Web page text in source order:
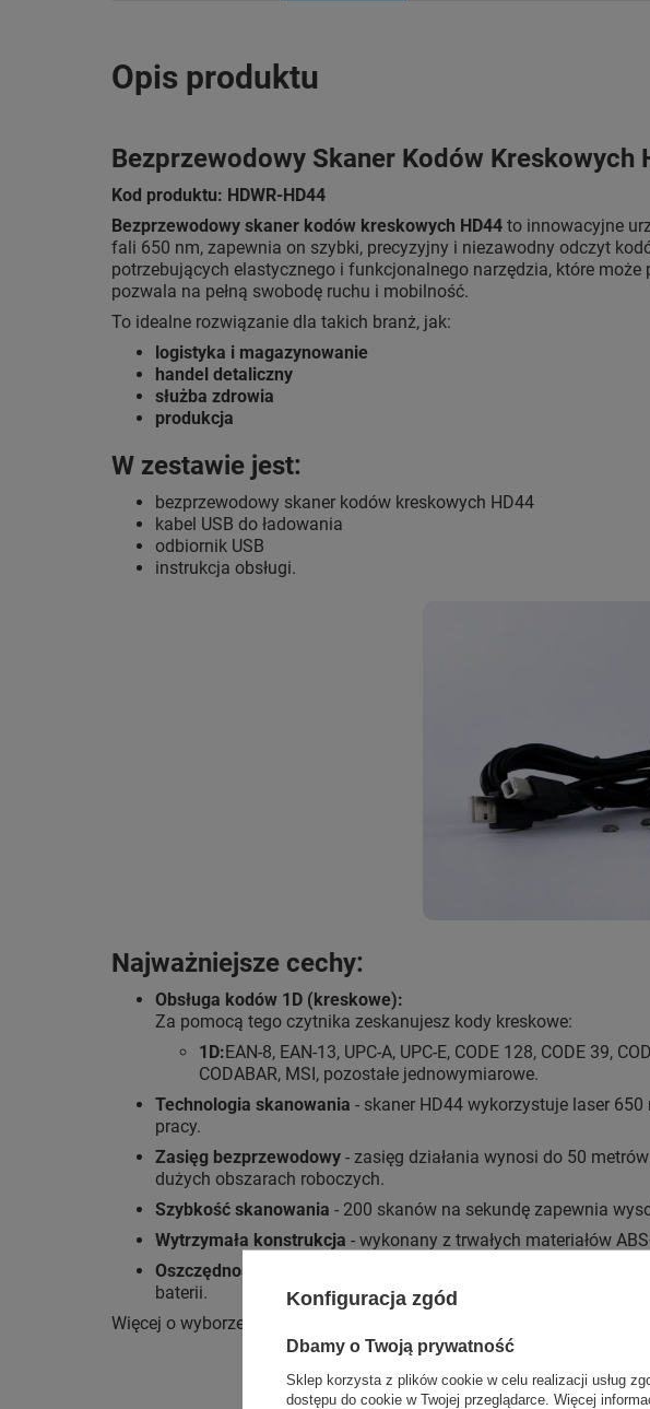
Opis produktu
Bezprzewodowy Skaner Kodów Kreskowych
Kod produktu: HDWR-HD44
Bezprzewodowy skaner kodów kreskowych HD44 to innowacyjne
fali 650 nm, zapewnia on szybki, precyzyjny i niezawodny odczyt
potrzebujących elastycznego i funkcjonalnego narzędzia, które
pozwala na pełną swobodę ruchu i mobilność.
To idealne rozwiązanie dla takich branż, jak:
logistyka i magazynowanie
handel detaliczny
służba zdrowia
produkcja
W zestawie jest:
bezprzewodowy skaner kodów kreskowych HD44
kabel USB do ładowania
odbiornik USB
instrukcja obsługi.
Najważniejsze cechy:
Obsługa kodów 1D (kreskowe):
Za pomocą tego czytnika zeskanujesz kody kreskowe:
1D:EAN-8, EAN-13, UPC-A, UPC-E, CODE 128, CODE 39,
CODABAR, MSI, pozostałe jednowymiarowe.
Technologia skanowania - skaner HD44 wykorzystuje laser
pracy.
Zasięg bezprzewodowy - zasięg działania wynosi do 50
dużych obszarach roboczych.
Szybkość skanowania - 200 skanów na sekundę zapewnia
Wytrzymała konstrukcja - wykonany z trwałych materiałów
Oszczędność energii
- tryb automatycznego uśpienia pozwala
baterii.
Więcej o wyborze czytnika przeczytasz we wpisie blogowym
Konfiguracja zgód
Dbamy o Twoją prywatność
Sklep korzysta z plików cookie w celu realizacji usług
dostępu do cookie w Twojej przeglądarce. Więcej